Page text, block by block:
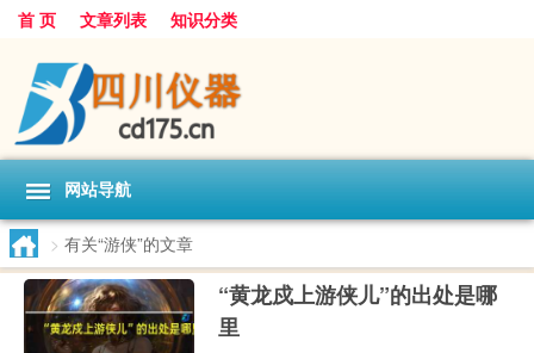
首 页 文章列表 知识分类
网站导航
> 有关“游侠”的文章
“黄龙戍上游侠儿”的出处是哪
里